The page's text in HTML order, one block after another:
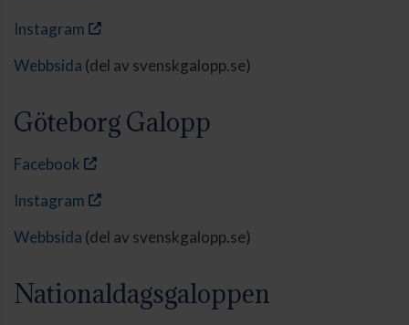
Instagram
Webbsida (del av svenskgalopp.se)
Göteborg Galopp
Facebook
Instagram
Webbsida (del av svenskgalopp.se)
Nationaldagsgaloppen